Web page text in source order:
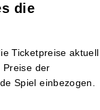
die
Ticketpreise aktuell
Preise der
Spiel einbezogen.